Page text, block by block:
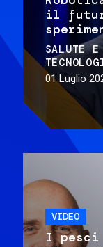
il
SALUTE E
01 Luglio
VIDEO
I pesci